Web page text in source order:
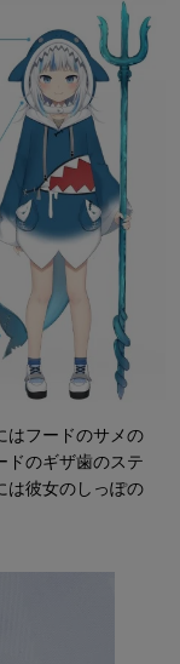
はフードのサメの
ドのギザ歯のステ
は彼女のしっぽの